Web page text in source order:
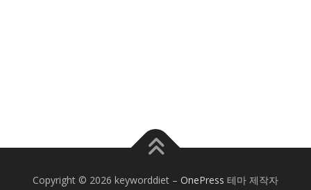
Copyright © 2026 keyworddiet – OnePress 테마 제작자